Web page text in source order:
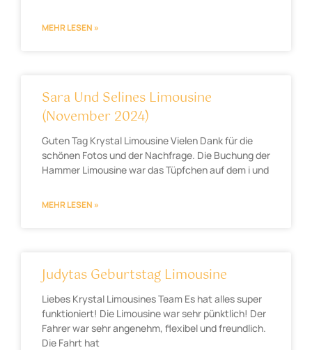
MEHR LESEN »
Sara Und Selines Limousine
(November 2024)
Guten Tag Krystal Limousine Vielen Dank für die
schönen Fotos und der Nachfrage. Die Buchung der
Hammer Limousine war das Tüpfchen auf dem i und
MEHR LESEN »
Judytas Geburtstag Limousine
Liebes Krystal Limousines Team Es hat alles super
funktioniert! Die Limousine war sehr pünktlich! Der
Fahrer war sehr angenehm, flexibel und freundlich.
Die Fahrt hat